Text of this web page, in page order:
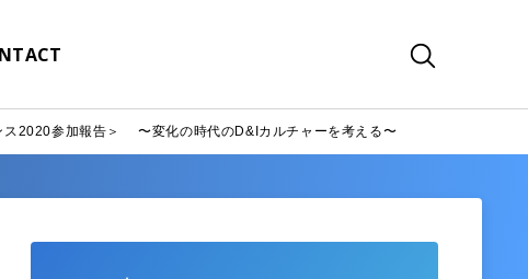
ス2020参加報告＞ 〜変化の時代のD&Iカルチャーを考える〜